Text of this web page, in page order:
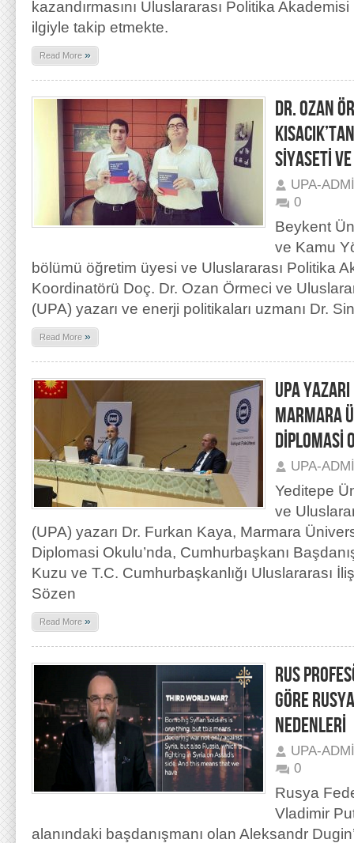
kazandırmasını Uluslararası Politika
ilgiyle takip etmekte.
Read More »
DR. OZAN
SİYASETİ
UPA-
0
Beykent
ve Kamu
bölümü öğretim üyesi ve Uluslararası Politika
Koordinatörü Doç. Dr. Ozan Örmeci ve
(UPA) yazarı ve enerji politikaları uzmanı Dr.
Read More »
UPA
MARMARA
DİPLOMASİ
UPA-
Yeditepe
ve
(UPA) yazarı Dr. Furkan Kaya, Marmara
Diplomasi Okulu’nda, Cumhurbaşkanı
Kuzu ve T.C. Cumhurbaşkanlığı Uluslararası
Sözen
Read More »
RUS
GÖRE
NEDENLERİ
UPA-
0
Rusya
Vladimir
alanındaki başdanışmanı olan Aleksandr